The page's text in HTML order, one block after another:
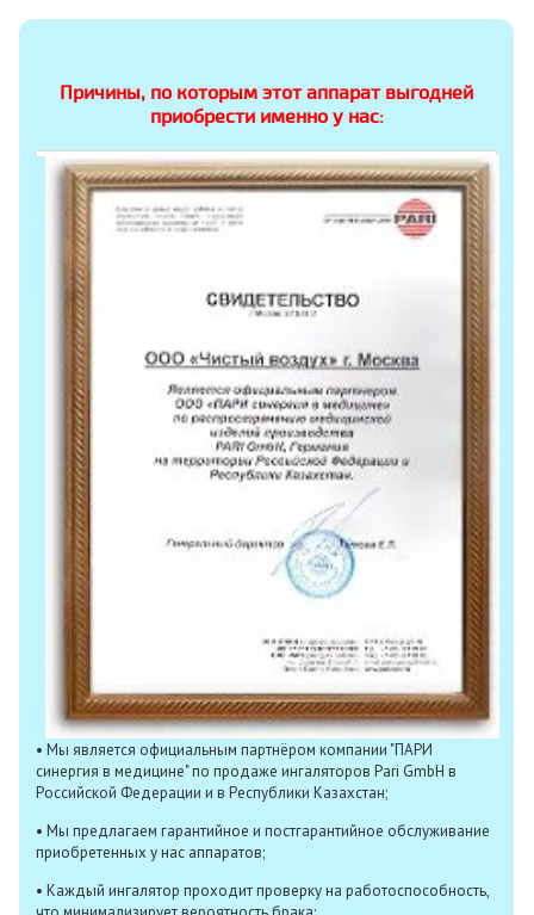
Причины, по которым этот аппарат выгодней
приобрести именно у нас:
• Мы является официальным партнёром компании "ПАРИ
синергия в медицине" по продаже ингаляторов Pari GmbH в
Российской Федерации и в Республики Казахстан;
• Мы предлагаем гарантийное и постгарантийное обслуживание
приобретенных у нас аппаратов;
• Каждый ингалятор проходит проверку на работоспособность,